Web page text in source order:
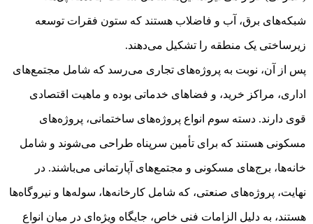
شبکه‌های برق، آب و فاضلاب هستند که ستون فقرات توسعه
زیرساختی یک منطقه را تشکیل می‌دهند.
پس از آن، نوبت به پروژه‌های تجاری می‌رسد که شامل مجتمع‌های
اداری، مراکز خرید، و فضاهای خدماتی بوده و ماهیت اقتصادی
قوی دارند. دسته سوم انواع پروژه‌های ساختمانی، پروژه‌های
مسکونی هستند که برای تأمین سرپناه طراحی می‌شوند و شامل
خانه‌ها، برج‌های مسکونی و مجتمع‌های آپارتمانی می‌باشند. در
نهایت، پروژه‌های صنعتی، که شامل کارخانه‌ها، سوله‌ها و نیروگاه‌ها
هستند، به دلیل الزامات فنی خاص، جایگاه ویژه‌ای در میان انواع